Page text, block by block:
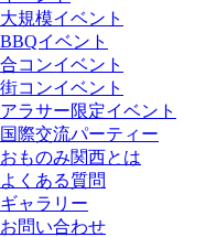
大規模イベント
BBQイベント
合コンイベント
街コンイベント
アラサー限定イベント
国際交流パーティー
おものみ関西とは
よくある質問
ギャラリー
お問い合わせ